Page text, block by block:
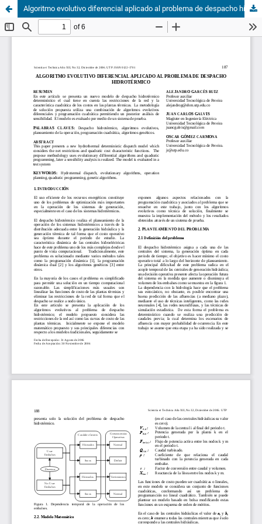
Algoritmo evolutivo diferencial aplicado al problema de despacho hidrotérmico